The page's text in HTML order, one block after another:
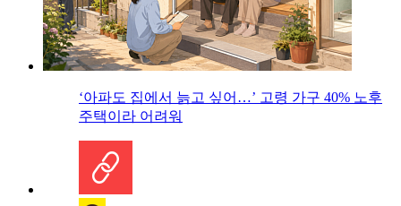
‘아파도 집에서 늙고 싶어…’ 고령 가구 40% 노후
주택이라 어려워